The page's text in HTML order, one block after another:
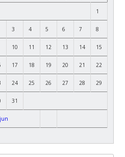
1
3 4 5 6 7 8
10 11 12 13 14 15
17 18 19 20 21 22
24 25 26 27 28 29
31